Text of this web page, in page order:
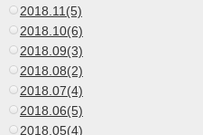
2018.11(5)
2018.10(6)
2018.09(3)
2018.08(2)
2018.07(4)
2018.06(5)
2018.05(4)